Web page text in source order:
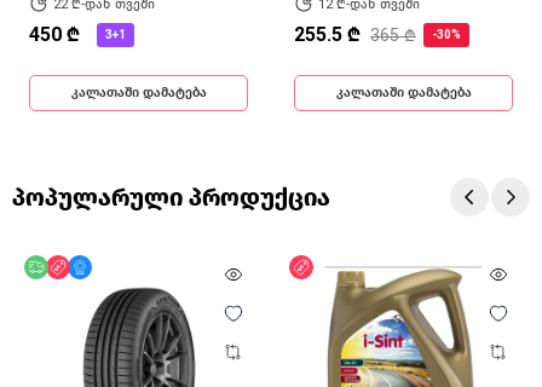
22 ₾-დან თვეში
450 ₾ 3+1
კალათაში დამატება
12 ₾-დან თვეში
255.5 ₾ 365 ₾ -30%
კალათაში დამატება
პოპულარული პროდუქცია
უფასო მიწოდება
ფასდაკლება ფასდაკლება